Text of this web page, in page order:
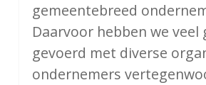
gemeentebreed
Daarvoor hebben we veel
gevoerd met diverse
ondernemers